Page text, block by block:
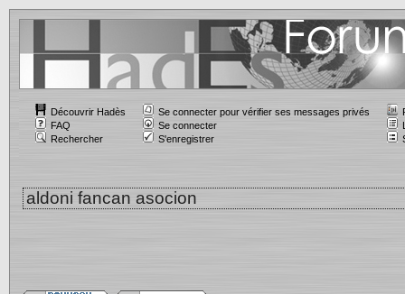
Découvrir Hadès
FAQ
Rechercher
Se connecter pour vérifier ses messages privés
Se connecter
S'enregistrer
aldoni fancan asocion